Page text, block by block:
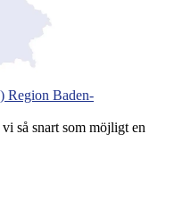
Region Baden-
så snart som möjligt en